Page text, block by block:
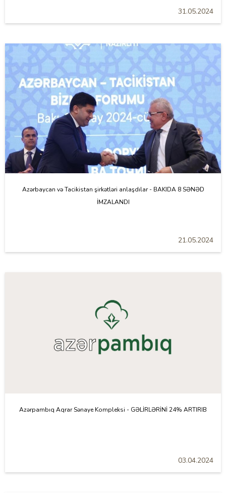
31.05.2024
Azərbaycan və Tacikistan şirkətləri anlaşdılar - BAKIDA 8 SƏNƏD
İMZALANDI
21.05.2024
Azərpambıq Aqrar Sənaye Kompleksi - GƏLİRLƏRİNİ 24% ARTIRIB
03.04.2024